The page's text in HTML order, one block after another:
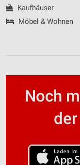
Kaufhäuser
Möbel & Wohnen
Noch